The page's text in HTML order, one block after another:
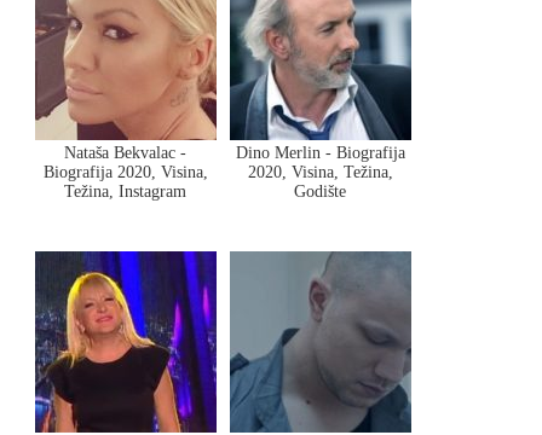
Nataša Bekvalac -
Biografija 2020, Visina,
Težina, Instagram
Dino Merlin - Biografija
2020, Visina, Težina,
Godište